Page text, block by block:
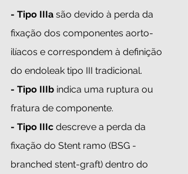
- Tipo IIIa são devido à perda da
fixação dos componentes aorto-
ilíacos e correspondem à definição
do endoleak tipo III tradicional.
- Tipo IIIb indica uma ruptura ou
fratura de componente.
- Tipo IIIc descreve a perda da
fixação do Stent ramo (BSG -
branched stent-graft) dentro do